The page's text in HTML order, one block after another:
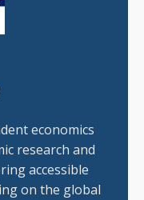
economics
research and
accessible
on the global